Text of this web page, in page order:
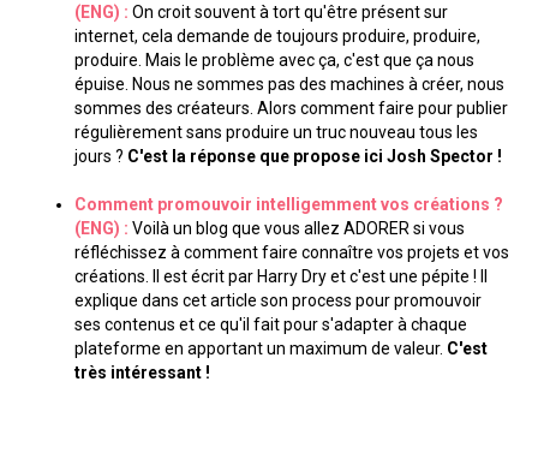
(ENG) :On croit souvent à tort qu'être présent sur
internet, cela demande de toujours produire, produire,
produire. Mais le problème avec ça, c'est que ça nous
épuise. Nous ne sommes pas des machines à créer, nous
sommes des créateurs. Alors comment faire pour publier
régulièrement sans produire un truc nouveau tous les
jours ? C'est la réponse que propose ici Josh Spector !
Comment promouvoir intelligemment vos créations ?
(ENG) : Voilà un blog que vous allez ADORER si vous
réfléchissez à comment faire connaître vos projets et vos
créations. Il est écrit par Harry Dry et c'est une pépite ! Il
explique dans cet article son process pour promouvoir
ses contenus et ce qu'il fait pour s'adapter à chaque
plateforme en apportant un maximum de valeur. C'est
très intéressant !